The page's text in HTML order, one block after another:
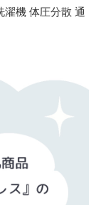
濯機 体圧分散 通